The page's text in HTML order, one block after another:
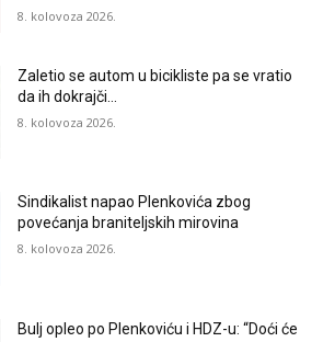
8. kolovoza 2026.
Zaletio se autom u bicikliste pa se vratio
da ih dokrajči…
8. kolovoza 2026.
Sindikalist napao Plenkovića zbog
povećanja braniteljskih mirovina
8. kolovoza 2026.
Bulj opleo po Plenkoviću i HDZ-u: “Doći će